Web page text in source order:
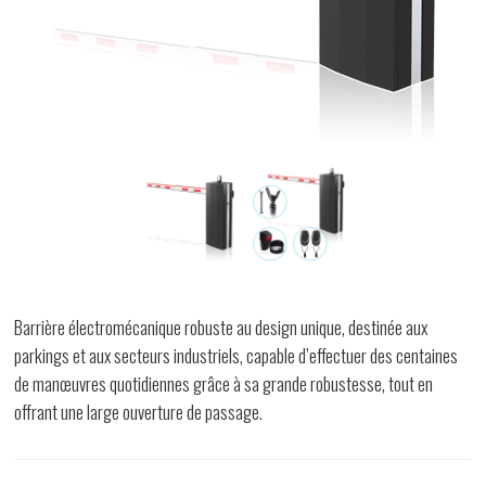
Barrière électromécanique robuste au design unique, destinée aux
parkings et aux secteurs industriels, capable d’effectuer des centaines
de manœuvres quotidiennes grâce à sa grande robustesse, tout en
offrant une large ouverture de passage.